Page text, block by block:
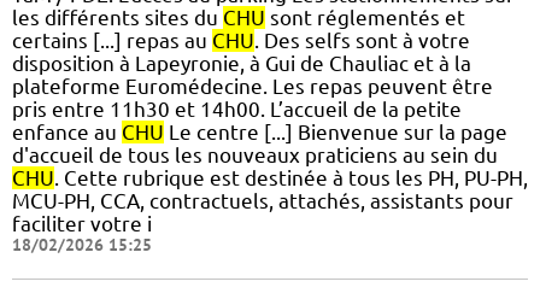
les différents sites du CHU sont réglementés et
certains [...] repas au CHU. Des selfs sont à votre
disposition à Lapeyronie, à Gui de Chauliac et à la
plateforme Euromédecine. Les repas peuvent être
pris entre 11h30 et 14h00. L’accueil de la petite
enfance au CHU Le centre [...] Bienvenue sur la page
d'accueil de tous les nouveaux praticiens au sein du
CHU. Cette rubrique est destinée à tous les PH, PU-PH,
MCU-PH, CCA, contractuels, attachés, assistants pour
faciliter votre i
18/02/2026 15:25